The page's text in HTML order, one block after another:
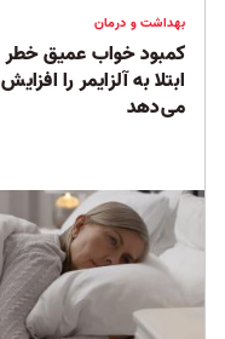
بهداشت و درمان
کمبود خواب عمیق خطر
ابتلا به آلزایمر را افزایش
می‌دهد